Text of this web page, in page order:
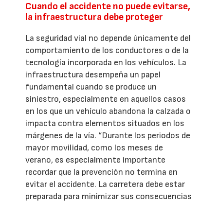
Cuando el accidente no puede evitarse,
la infraestructura debe proteger
La seguridad vial no depende únicamente del
comportamiento de los conductores o de la
tecnología incorporada en los vehículos. La
infraestructura desempeña un papel
fundamental cuando se produce un
siniestro, especialmente en aquellos casos
en los que un vehículo abandona la calzada o
impacta contra elementos situados en los
márgenes de la vía. “Durante los periodos de
mayor movilidad, como los meses de
verano, es especialmente importante
recordar que la prevención no termina en
evitar el accidente. La carretera debe estar
preparada para minimizar sus consecuencias